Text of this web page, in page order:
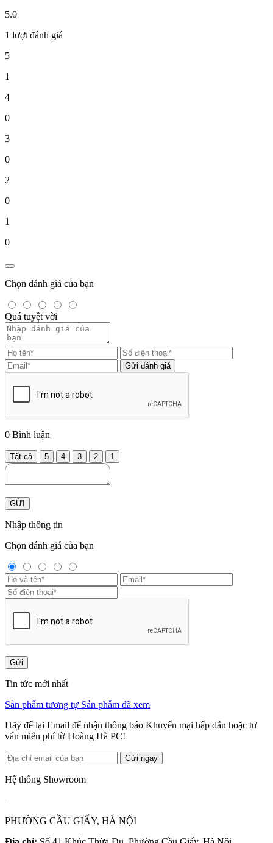
5.0
1 lượt đánh giá
5
1
4
0
3
0
2
0
1
0
Chọn đánh giá của bạn
Quá tuyệt vời
Gửi đánh giá
0 Bình luận
Tất cả 5 4 3 2 1
GỬI
Nhập thông tin
Chọn đánh giá của bạn
Gửi
Tin tức mới nhất
Sản phẩm tương tự Sản phẩm đã xem
Hãy để lại Email để nhận thông báo Khuyến mại hấp dẫn hoặc tư
vấn miễn phí từ Hoàng Hà PC!
Gửi ngay
Hệ thống Showroom
PHƯỜNG CẦU GIẤY, HÀ NỘI